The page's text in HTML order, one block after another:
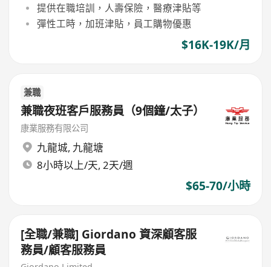
提供在職培訓，人壽保險，醫療津貼等
彈性工時，加班津貼，員工購物優惠
$16K-19K/月
兼職
兼職夜班客戶服務員（9個鐘/太子）
康業服務有限公司
九龍城, 九龍塘
8小時以上/天, 2天/週
$65-70/小時
[全職/兼職] Giordano 資深顧客服
務員/顧客服務員